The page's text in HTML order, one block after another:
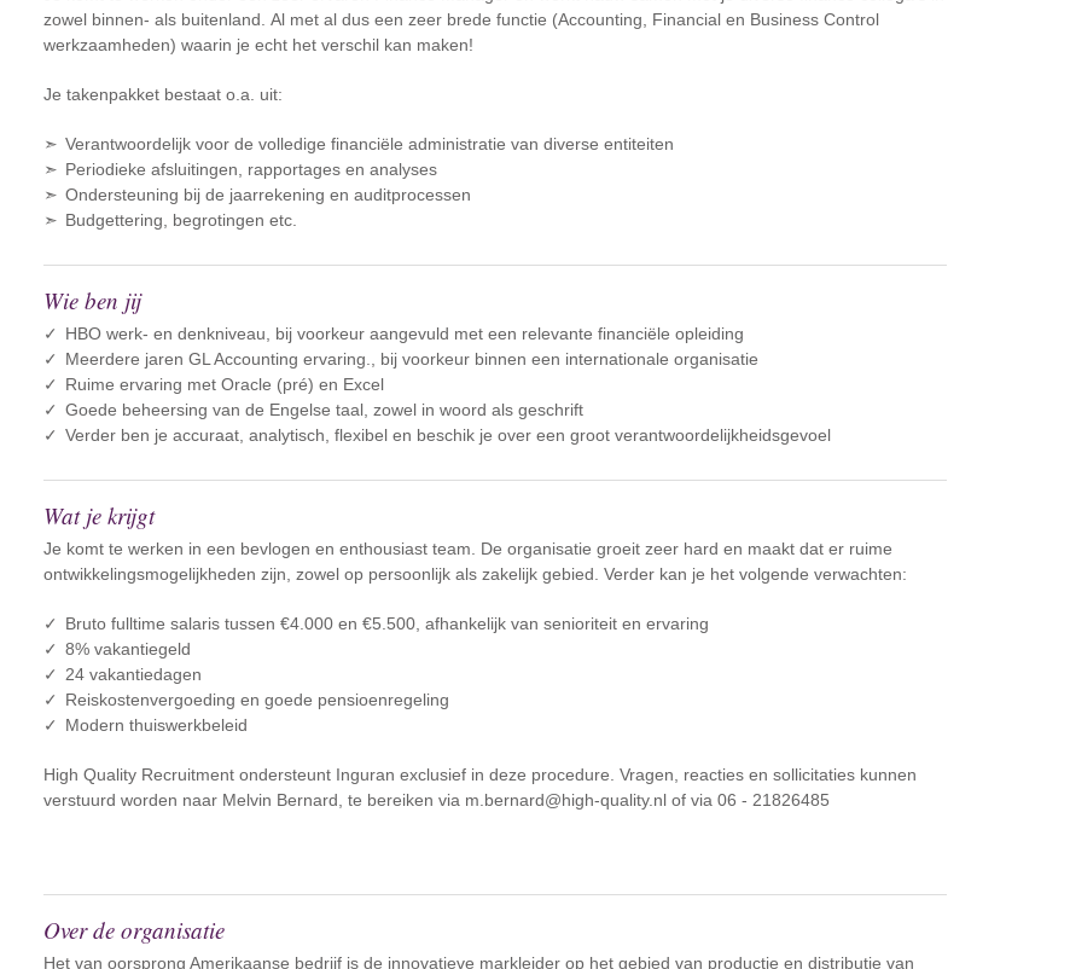
zowel binnen- als buitenland. Al met al dus een zeer brede functie (Accounting, Financial en Business Control
werkzaamheden) waarin je echt het verschil kan maken!
Je takenpakket bestaat o.a. uit:
Verantwoordelijk voor de volledige financiële administratie van diverse entiteiten
Periodieke afsluitingen, rapportages en analyses
Ondersteuning bij de jaarrekening en auditprocessen
Budgettering, begrotingen etc.
Wie ben jij
HBO werk- en denkniveau, bij voorkeur aangevuld met een relevante financiële opleiding
Meerdere jaren GL Accounting ervaring., bij voorkeur binnen een internationale organisatie
Ruime ervaring met Oracle (pré) en Excel
Goede beheersing van de Engelse taal, zowel in woord als geschrift
Verder ben je accuraat, analytisch, flexibel en beschik je over een groot verantwoordelijkheidsgevoel
Wat je krijgt
Je komt te werken in een bevlogen en enthousiast team. De organisatie groeit zeer hard en maakt dat er ruime
ontwikkelingsmogelijkheden zijn, zowel op persoonlijk als zakelijk gebied. Verder kan je het volgende verwachten:
Bruto fulltime salaris tussen €4.000 en €5.500, afhankelijk van senioriteit en ervaring
8% vakantiegeld
24 vakantiedagen
Reiskostenvergoeding en goede pensioenregeling
Modern thuiswerkbeleid
High Quality Recruitment ondersteunt Inguran exclusief in deze procedure. Vragen, reacties en sollicitaties kunnen
verstuurd worden naar Melvin Bernard, te bereiken via m.bernard@high-quality.nl of via 06 - 21826485
Over de organisatie
Het van oorsprong Amerikaanse bedrijf is de innovatieve markleider op het gebied van productie en distributie van